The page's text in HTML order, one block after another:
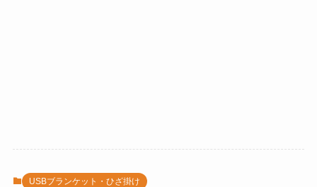
USBブランケット・ひざ掛け